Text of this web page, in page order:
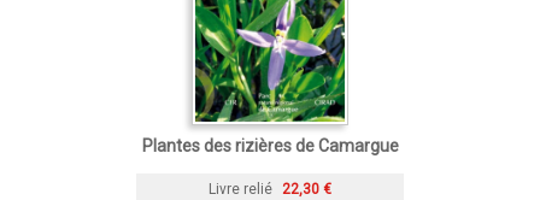
Plantes des rizières de Camargue
Livre relié 22,30 €